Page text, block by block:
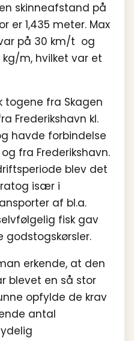
skinneafstand på
er 1,435 meter. Max
på 30 km/t og
kg/m, hvilket var et
togene fra Skagen
Frederikshavn kl.
havde forbindelse
fra Frederikshavn.
blev det
især i
af bl.a.
fisk gav
godstogskørsler.
erkende, at den
blevet en så stor
opfylde de krav
antal